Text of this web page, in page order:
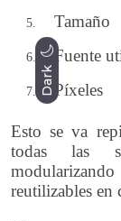
Dark
Tamaño
Fuente
Píxeles
Esto se va
todas las
reutilizables en